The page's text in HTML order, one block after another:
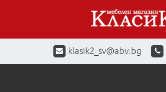
klasik2_sv@abv.bg